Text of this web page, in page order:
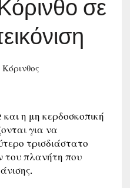
η μη κερδοσκοπική
για να
τρισδιάστατο
του πλανήτη που